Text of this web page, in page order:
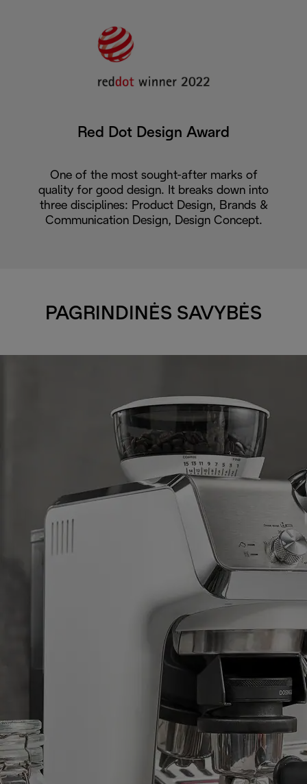
Red Dot Design Award
One of the most sought-after marks of
quality for good design. It breaks down into
three disciplines: Product Design, Brands &
Communication Design, Design Concept.
PAGRINDINĖS SAVYBĖS